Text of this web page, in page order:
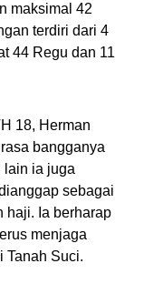
maksimal 42
terdiri dari 4
44 Regu dan 11
18, Herman
bangganya
lain ia juga
sebagai
haji. Ia berharap
menjaga
Tanah Suci.